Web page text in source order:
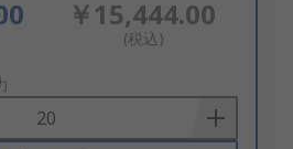
￥15,444.00
(税込)